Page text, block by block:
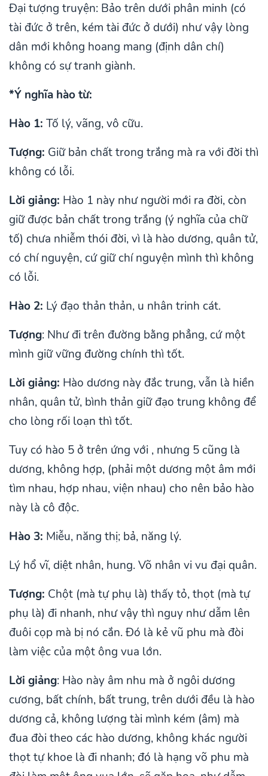
Đại tượng truyện: Bảo trên dưới phân minh (có
tài đức ở trên, kém tài đức ở dưới) như vậy lòng
dân mới không hoang mang (định dân chí)
không có sự tranh giành.
*Ý nghĩa hào từ:
Hào 1: Tố lý, vãng, vô cữu.
Tượng: Giữ bản chất trong trắng mà ra với đời thì
không có lỗi.
Lời giảng: Hào 1 này như người mới ra đời, còn
giữ được bản chất trong trắng (ý nghĩa của chữ
tố) chưa nhiễm thói đời, vì là hào dương, quân tử,
có chí nguyện, cứ giữ chí nguyện mình thì không
có lỗi.
Hào 2: Lý đạo thản thản, u nhân trinh cát.
Tượng: Như đi trên đường bằng phẳng, cứ một
mình giữ vững đường chính thì tốt.
Lời giảng: Hào dương này đắc trung, vẫn là hiền
nhân, quân tử, bình thản giữ đạo trung không để
cho lòng rối loạn thì tốt.
Tuy có hào 5 ở trên ứng với , nhưng 5 cũng là
dương, không hợp, (phải một dương một âm mới
tìm nhau, hợp nhau, viện nhau) cho nên bảo hào
này là cô độc.
Hào 3: Miễu, năng thị; bả, năng lý.
Lý hổ vĩ, diệt nhân, hung. Võ nhân vi vu đại quân.
Tượng: Chột (mà tự phụ là) thấy tỏ, thọt (mà tự
phụ là) đi nhanh, như vậy thì nguy như dẫm lên
đuôi cọp mà bị nó cắn. Đó là kẻ vũ phu mà đòi
làm việc của một ông vua lớn.
Lời giảng: Hào này âm nhu mà ở ngôi dương
cương, bất chính, bất trung, trên dưới đều là hào
dương cả, không lượng tài mình kém (âm) mà
đua đòi theo các hào dương, không khác người
thọt tự khoe là đi nhanh; đó là hạng võ phu mà